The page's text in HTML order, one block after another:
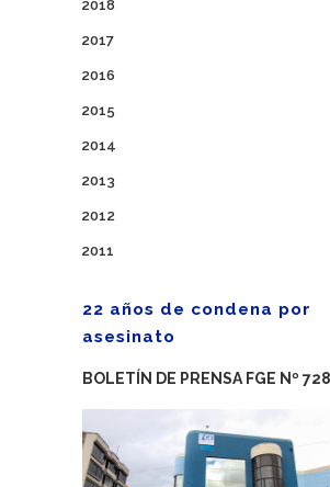
2018
2017
2016
2015
2014
2013
2012
2011
22 años de condena por
asesinato
BOLETÍN DE PRENSA FGE Nº